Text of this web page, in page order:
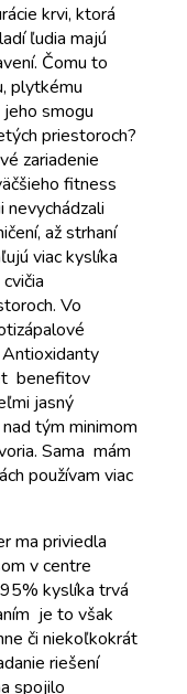
krvi, ktorá
ľudia majú
Čomu to
plytkému
smogu
priestoroch?
zariadenie
fitness
až strhaní
viac kyslíka
Vo
Antioxidanty
benefitov
jasný
tým minimom
Sama mám
používam viac
ma priviedla
v centre
kyslíka trvá
je to však
či niekoľkokrát
riešení
spojilo